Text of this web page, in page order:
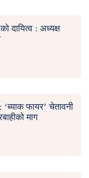
दायित्व : अध्यक्ष
फायर’ चेतावनी
माग